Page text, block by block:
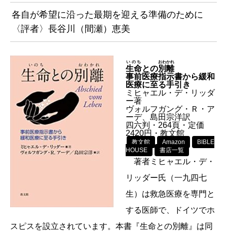
各自が希望に沿った最期を迎える準備のために
〈評者〉長谷川（間瀬）恵美
生命
いのち
との別離
おわかれ
事前医療指示書から緩和
医療に至る手引き
ミヒャエル・デ・リッダ
ー著
ヴォルフガング・Ｒ・ア
ーデ、島田宗洋訳
四六判・264頁・定価
2420円・教文館
教文館 Amazon
BIBLE
HOUSE
書店一覧
著者ミヒャエル・デ・
リッダー氏（一九四七
生）は救急医療を専門と
する医師で、ドイツでホ
スピスを設立されています。本書『生命との別離』は同